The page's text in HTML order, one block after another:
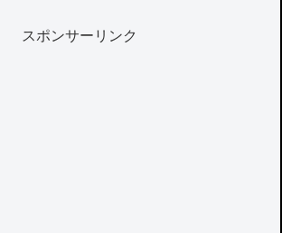
スポンサーリンク